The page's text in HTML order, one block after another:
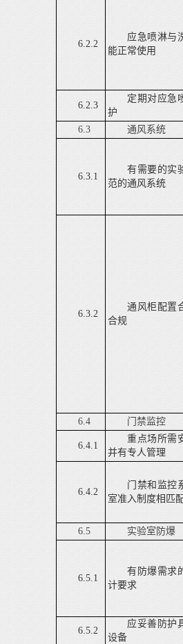
6.2.2
应急喷淋与
能正常使用
6.2.3
定期对应急
护
6.3
通风系统
6.3.1
有需要的实
范的通风系统
6.3.2
通风柜配置
合规
6.4 门禁监控
6.4.1
重点场所需
并有专人管理
6.4.2
门禁和监控
室准入制度相匹
6.5 实验室防爆
6.5.1
有防爆需求
计要求
6.5.2
应妥善防护
设备